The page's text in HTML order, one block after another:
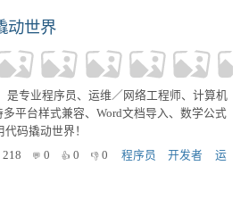
动世界
是专业程序员、运维／网络工程师、计算机
平台样式兼容、Word文档导入、数学公式
码撬动世界！
218 0 0 0 程序员 开发者
运